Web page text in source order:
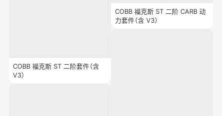
COBB 福克斯 ST 二阶套件（含
V3）
COBB 福克斯 ST 二阶 CARB 动
力套件（含 V3）